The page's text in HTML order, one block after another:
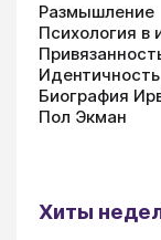
Размышление
Психология в
Идентичность
Биография
Пол Экман
Хиты